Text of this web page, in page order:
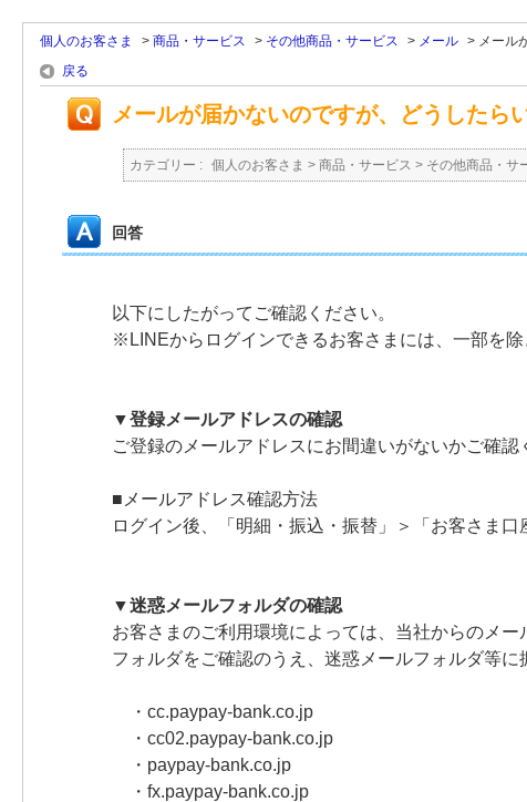
個人のお客さま > 商品・サービス > その他商品・サービス > メール > メール
戻る
メールが届かないのですが、どうしたら
カテゴリー : 個人のお客さま > 商品・サービス > その他商品・サ
回答
以下にしたがってご確認ください。
※LINEからログインできるお客さまには、一部を
▼登録メールアドレスの確認
ご登録のメールアドレスにお間違いがないかご確認
■メールアドレス確認方法
ログイン後、「明細・振込・振替」＞「お客さま口
▼迷惑メールフォルダの確認
お客さまのご利用環境によっては、当社からのメ
フォルダをご確認のうえ、迷惑メールフォルダ等
・cc.paypay-bank.co.jp
・cc02.paypay-bank.co.jp
・paypay-bank.co.jp
・fx.paypay-bank.co.jp